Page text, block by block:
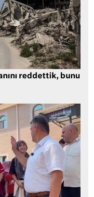
reddettik, bunu